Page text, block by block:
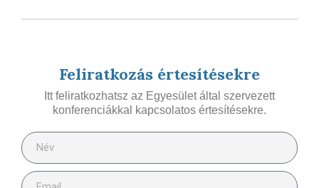
Feliratkozás értesítésekre
Itt feliratkozhatsz az Egyesület által szervezett
konferenciákkal kapcsolatos értesítésekre.